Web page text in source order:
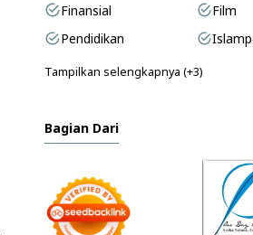
Finansial
Film
Pendidikan
Tampilkan selengkapnya (+3)
Bagian Dari